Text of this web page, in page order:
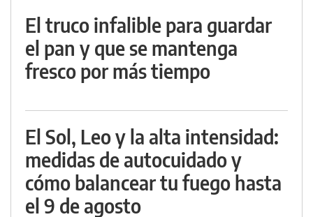
El truco infalible para guardar
el pan y que se mantenga
fresco por más tiempo
El Sol, Leo y la alta intensidad:
medidas de autocuidado y
cómo balancear tu fuego hasta
el 9 de agosto